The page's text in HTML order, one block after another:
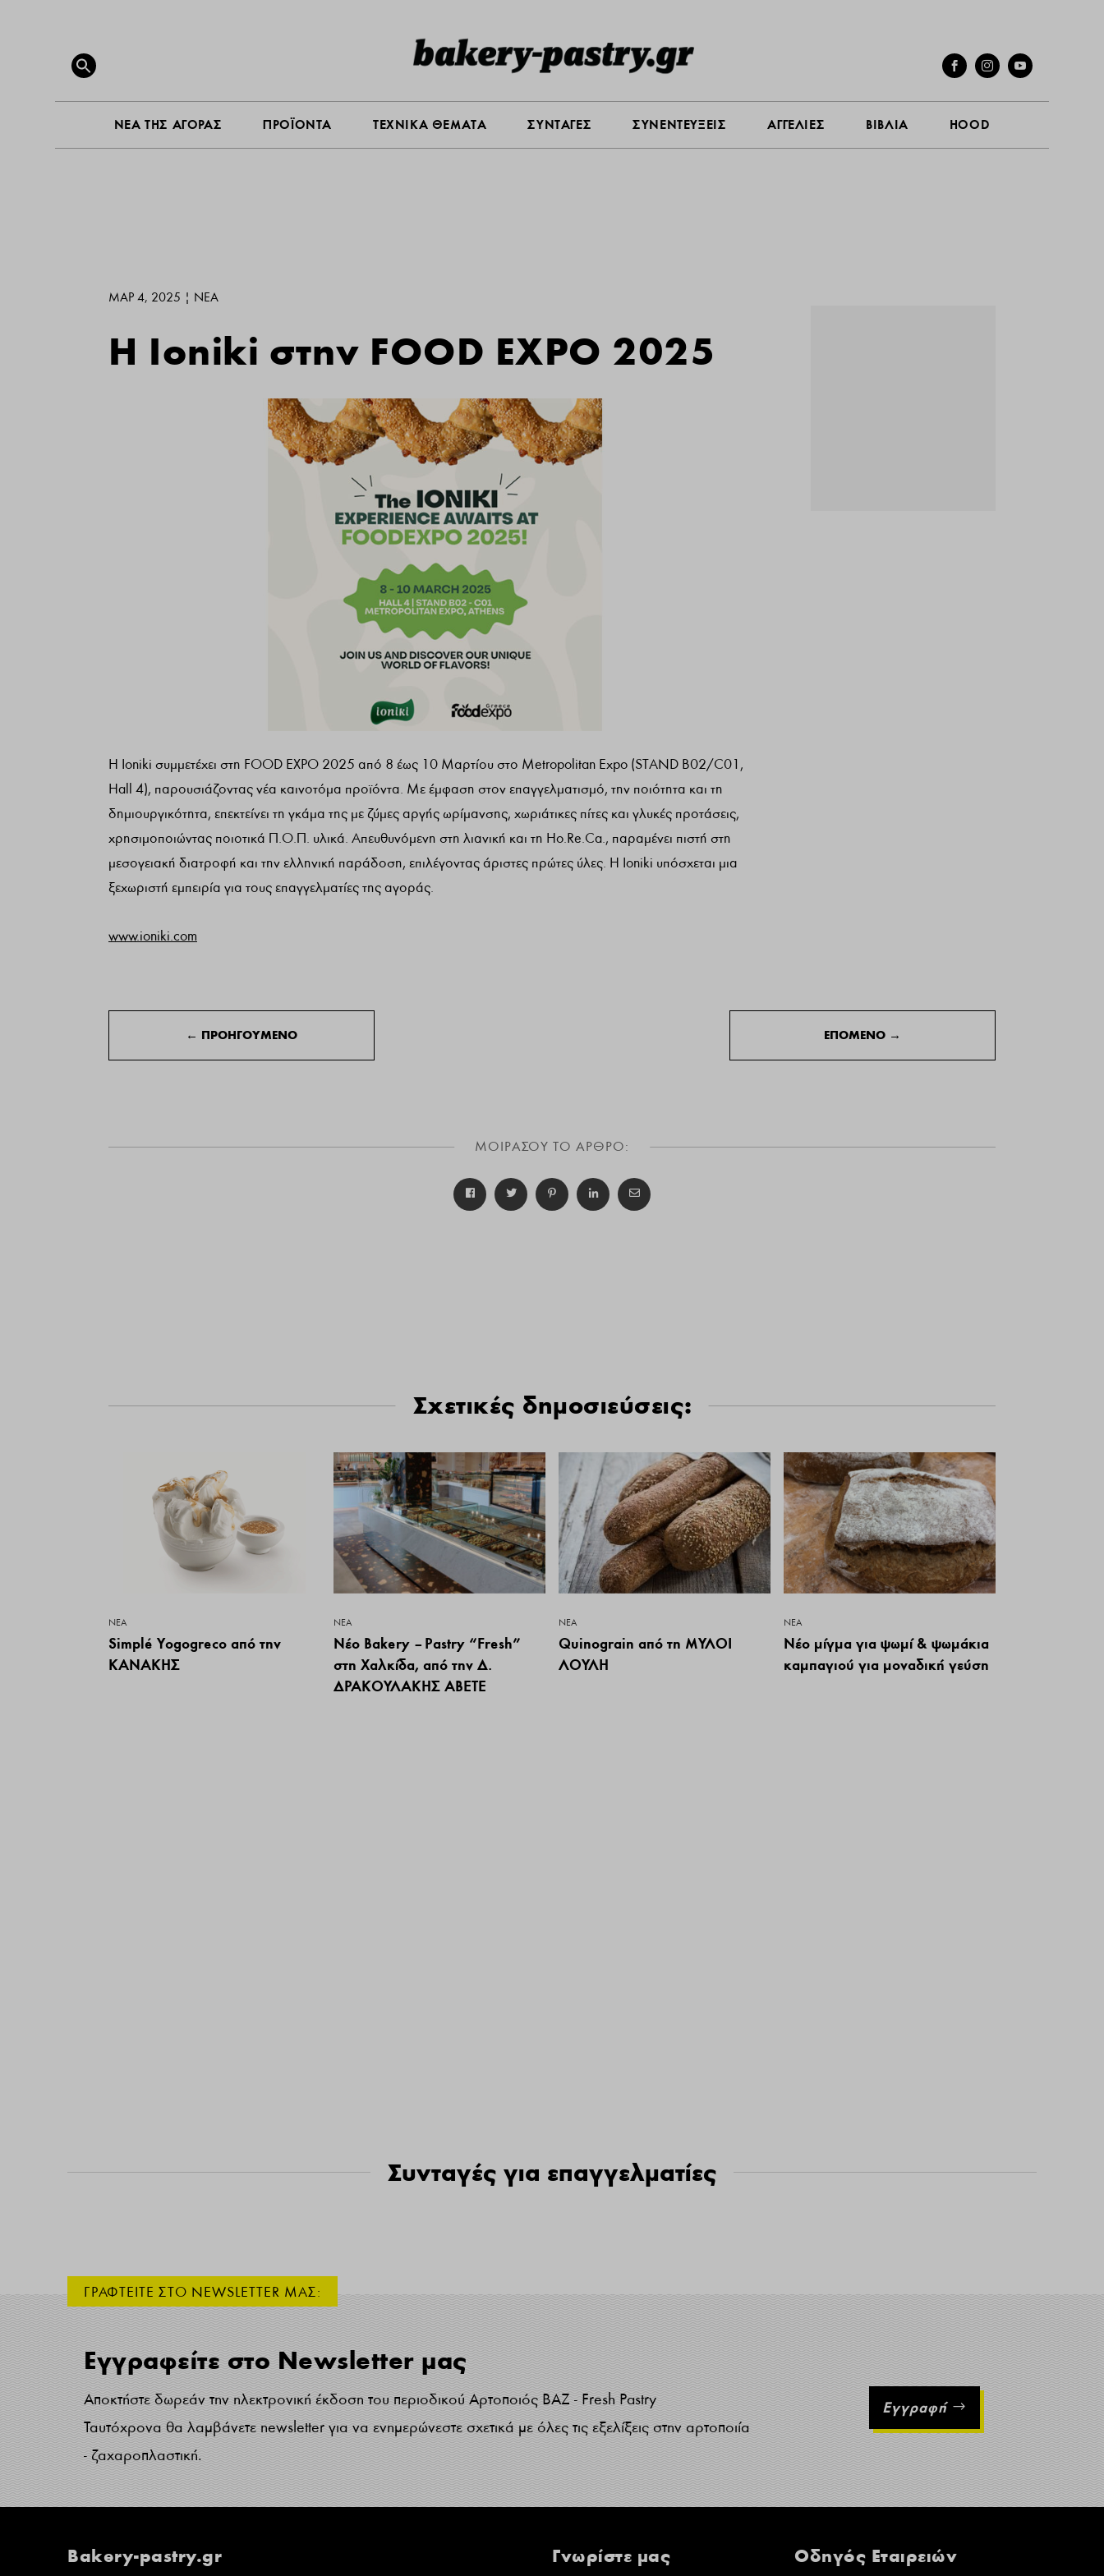
Search
for:
SEARCH BUTTON
ΝΕΑ ΤΗΣ ΑΓΟΡΑΣ ΠΡΟΪΟΝΤΑ ΤΕΧΝΙΚΑ ΘΕΜΑΤΑ ΣΥΝΤΑΓΕΣ ΣΥΝΕΝΤΕΥΞΕΙΣ ΑΓΓΕΛΙΕΣ ΒΙΒΛΙΑ HOOD
HOOD
ΜΑΡ 4, 2025 | ΝΕΑ
H Ioniki στην FOOD EXPO 2025
Η Ioniki συμμετέχει στη FOOD EXPO 2025 από 8 έως 10 Μαρτίου στο Metropolitan Expo (STAND B02/C01,
Hall 4), παρουσιάζοντας νέα καινοτόμα προϊόντα. Με έμφαση στον επαγγελματισμό, την ποιότητα και τη
δημιουργικότητα, επεκτείνει τη γκάμα της με ζύμες αργής ωρίμανσης, χωριάτικες πίτες και γλυκές προτάσεις,
χρησιμοποιώντας ποιοτικά Π.Ο.Π. υλικά. Απευθυνόμενη στη λιανική και τη Ho.Re.Ca., παραμένει πιστή στη
μεσογειακή διατροφή και την ελληνική παράδοση, επιλέγοντας άριστες πρώτες ύλες. Η Ioniki υπόσχεται μια
ξεχωριστή εμπειρία για τους επαγγελματίες της αγοράς.
www.ioniki.com
← ΠΡΟΗΓΟΥΜΕΝΟ ΕΠΟΜΕΝΟ →
ΜΟΙΡΑΣΟΥ ΤΟ ΑΡΘΡΟ:
Σχετικές δημοσιεύσεις:
ΝΕΑ
Simplé Yogogreco από την
ΚΑΝΑΚΗΣ
ΝΕΑ
Nέο Bakery – Pastry “Fresh”
στη Χαλκίδα, από την Δ.
ΔΡΑΚΟΥΛΑΚΗΣ ΑΒΕΤΕ
ΝΕΑ
Quinograin από τη ΜΥΛΟΙ
ΛΟΥΛΗ
ΝΕΑ
Νέο μίγμα για ψωμί & ψωμάκια
καμπαγιού για μοναδική γεύση
Συνταγές για επαγγελματίες
ΓΡΑΦΤΕΙΤΕ ΣΤΟ NEWSLETTER ΜΑΣ:
Εγγραφείτε στο Newsletter μας
Αποκτήστε δωρεάν την ηλεκτρονική έκδοση του περιοδικού Αρτοποιός ΒΑΖ - Fresh Pastry
Ταυτόχρονα θα λαμβάνετε newsletter για να ενημερώνεστε σχετικά με όλες τις εξελίξεις στην αρτοποιία
- ζαχαροπλαστική.
Εγγραφή
Bakery-pastry.gr Γνωρίστε μας Οδηγός Εταιρειών